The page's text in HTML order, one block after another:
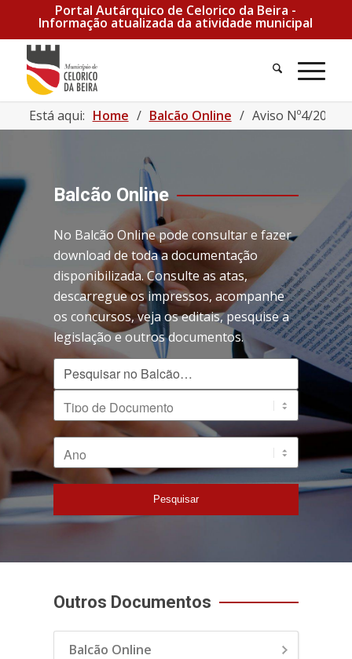
Portal Autárquico de Celorico da Beira -
Informação atualizada da atividade municipal
Está aqui: Home / Balcão Online / Aviso Nº4/2024
Balcão Online
No Balcão Online pode consultar e fazer
download de toda a documentação
disponibilizada. Consulte as atas,
descarregue os impressos, acompanhe
os concursos, veja os editais, pesquise a
legislação e outros documentos.
Pesquisar no Balcão
Ano
Pesquisar
Outros Documentos
Balcão Online